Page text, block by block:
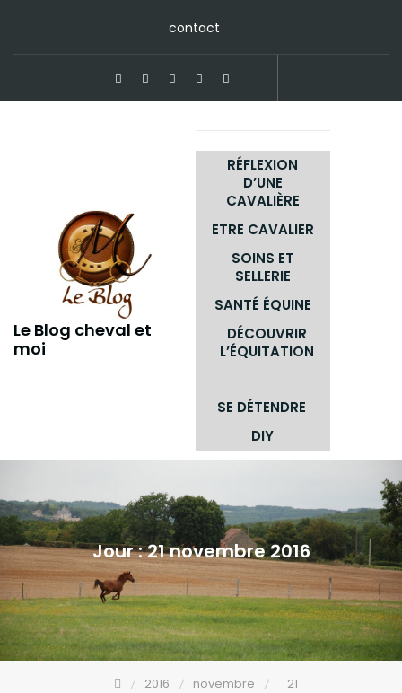
contact
Le Blog cheval et
moi
RÉFLEXION
D’UNE
CAVALIÈRE
ETRE CAVALIER
SOINS ET
SELLERIE
SANTÉ ÉQUINE
DÉCOUVRIR
L’ÉQUITATION
SE DÉTENDRE
DIY
Jour :21 novembre 2016
2016 novembre 21